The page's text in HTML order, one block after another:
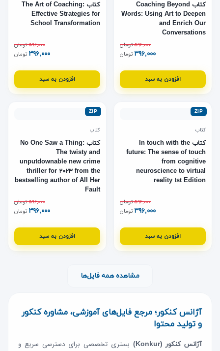
کتاب Coaching Beyond
Words: Using Art to Deepen
and Enrich Our
Conversations
۵۹۶,۰۰۰تومان
۳۹۶,۰۰۰ تومان
افزودن به سبد
کتاب The Art of Coaching:
Effective Strategies for
School Transformation
۵۹۶,۰۰۰تومان
۳۹۶,۰۰۰ تومان
افزودن به سبد
ZIP
کتاب
کتاب In touch with the
future: The sense of touch
from cognitive
neuroscience to virtual
reality ۱st Edition
۵۹۶,۰۰۰تومان
۳۹۶,۰۰۰ تومان
افزودن به سبد
ZIP
کتاب
کتاب No One Saw a Thing:
The twisty and
unputdownable new crime
thriller for ۲۰۲۳ from the
bestselling author of All Her
Fault
۵۹۶,۰۰۰تومان
۳۹۶,۰۰۰ تومان
افزودن به سبد
مشاهده همه فایل‌ها
آژانس کنکور؛ مرجع فایل‌های آموزشی، مشاوره کنکور
و تولید محتوا
آژانس کنکور (Konkur)
بستری تخصصی برای دسترسی سریع و